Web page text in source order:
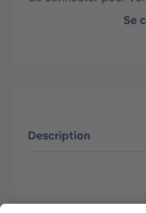
Se
Description